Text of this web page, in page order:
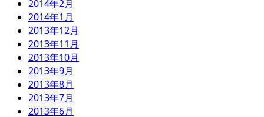
2014年2月
2014年1月
2013年12月
2013年11月
2013年10月
2013年9月
2013年8月
2013年7月
2013年6月